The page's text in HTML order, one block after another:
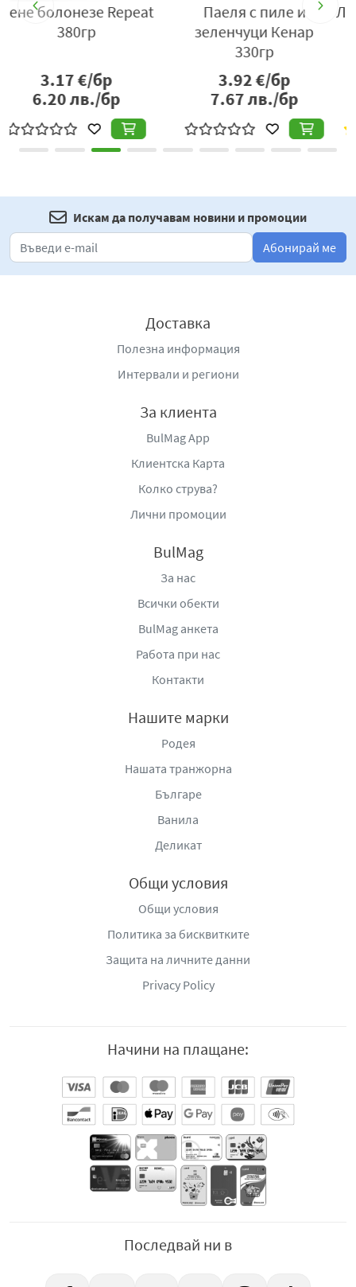
Лозови сарми постни,
Традиция
7.15€/кг
13.98лв./кг
Кюфтенца Майстор
Цветко 240 гр
2.73€/бр
5.34лв./бр
Искам да получавам новини и промоции
Абонирай ме
Доставка
Полезна информация
Интервали и региони
За клиента
BulMag App
Клиентска Карта
Колко струва?
Лични промоции
BulMag
За нас
Всички обекти
BulMag анкета
Работа при нас
Контакти
Нашите марки
Родея
Нашата транжорна
Българе
Ванила
Деликат
Общи условия
Общи условия
Политика за бисквитките
Защита на личните данни
Privacy Policy
Начини на плащане:
Последвай ни в